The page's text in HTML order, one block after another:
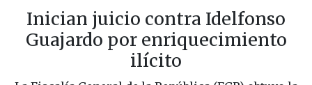
Inician juicio contra Idelfonso
Guajardo por enriquecimiento
ilícito